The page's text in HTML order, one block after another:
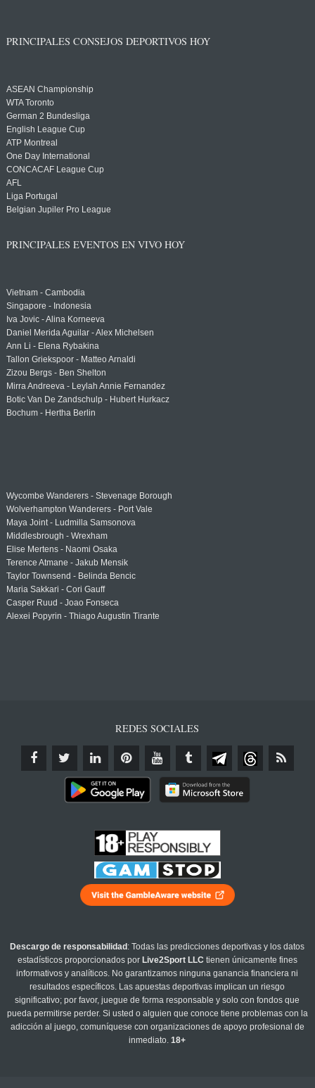
PRINCIPALES CONSEJOS DEPORTIVOS HOY
ASEAN Championship
WTA Toronto
German 2 Bundesliga
English League Cup
ATP Montreal
One Day International
CONCACAF League Cup
AFL
Liga Portugal
Belgian Jupiler Pro League
PRINCIPALES EVENTOS EN VIVO HOY
Vietnam - Cambodia
Singapore - Indonesia
Iva Jovic - Alina Korneeva
Daniel Merida Aguilar - Alex Michelsen
Ann Li - Elena Rybakina
Tallon Griekspoor - Matteo Arnaldi
Zizou Bergs - Ben Shelton
Mirra Andreeva - Leylah Annie Fernandez
Botic Van De Zandschulp - Hubert Hurkacz
Bochum - Hertha Berlin
Wycombe Wanderers - Stevenage Borough
Wolverhampton Wanderers - Port Vale
Maya Joint - Ludmilla Samsonova
Middlesbrough - Wrexham
Elise Mertens - Naomi Osaka
Terence Atmane - Jakub Mensik
Taylor Townsend - Belinda Bencic
Maria Sakkari - Cori Gauff
Casper Ruud - Joao Fonseca
Alexei Popyrin - Thiago Augustin Tirante
REDES SOCIALES
Descargo de responsabilidad : Todas las predicciones deportivas y los datos
estadísticos proporcionados por Live2Sport LLC tienen únicamente fines
informativos y analíticos. No garantizamos ninguna ganancia financiera ni
resultados específicos. Las apuestas deportivas implican un riesgo
significativo; por favor, juegue de forma responsable y solo con fondos que
pueda permitirse perder. Si usted o alguien que conoce tiene problemas con la
adicción al juego, comuníquese con organizaciones de apoyo profesional de
inmediato.18+